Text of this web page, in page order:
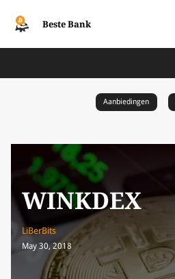
Beste Bank
Aanbiedingen
WINKDEX
LiBerBits
May 30, 2018